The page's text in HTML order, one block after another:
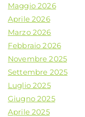
Maggio 2026
Aprile 2026
Marzo 2026
Febbraio 2026
Novembre 2025
Settembre 2025
Luglio 2025
Giugno 2025
Aprile 2025